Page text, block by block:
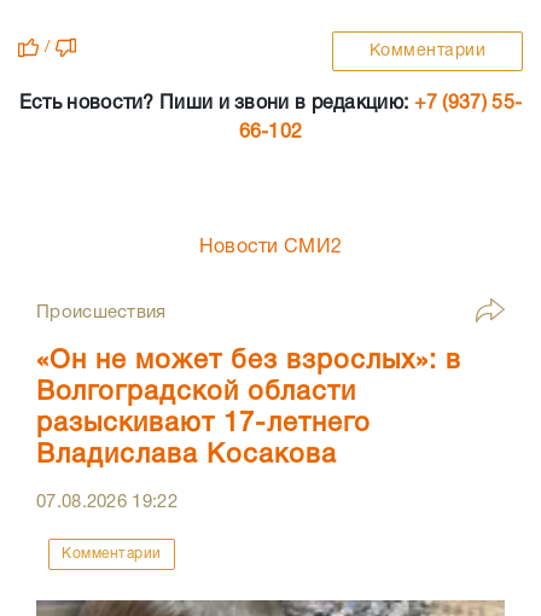
/ Комментарии
Есть новости? Пиши и звони в редакцию: +7 (937) 55-
66-102
Новости СМИ2
Происшествия
«Он не может без взрослых»: в
Волгоградской области
разыскивают 17-летнего
Владислава Косакова
07.08.2026 19:22
Комментарии